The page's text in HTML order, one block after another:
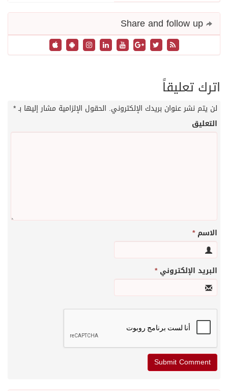
اترك تعليقاً
لن يتم نشر عنوان بريدك الإلكتروني. الحقول الإلزامية مشار إليها بـ*
التعليق
الاسم*
البريد الإلكتروني*